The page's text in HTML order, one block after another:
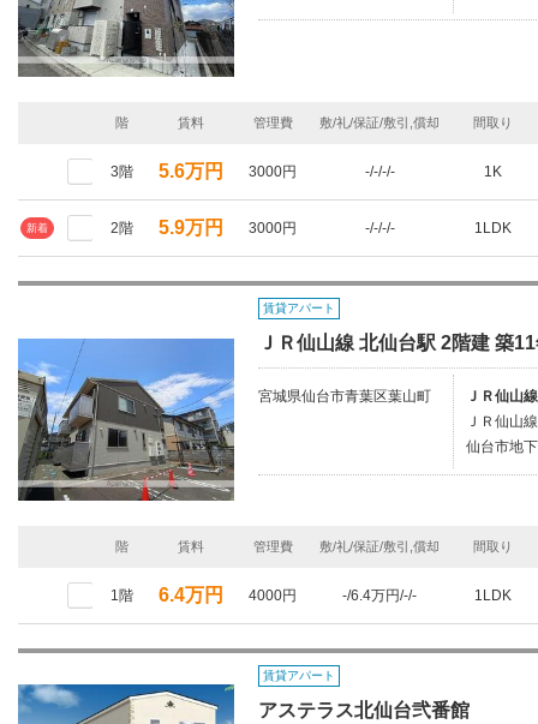
階 賃料 管理費 敷/礼/保証/敷引,償却 間取り
3階 5.6万円 3000円 -/-/-/- 1K
新着 2階 5.9万円 3000円 -/-/-/- 1LDK
賃貸アパート
ＪＲ仙山線 北仙台駅 2階建 築
宮城県仙台市青葉区葉山町
ＪＲ仙山
ＪＲ仙山
仙台市地
階 賃料 管理費 敷/礼/保証/敷引,償却 間取り
1階 6.4万円 4000円 -/6.4万円/-/- 1LDK
賃貸アパート
アステラス北仙台弐番館